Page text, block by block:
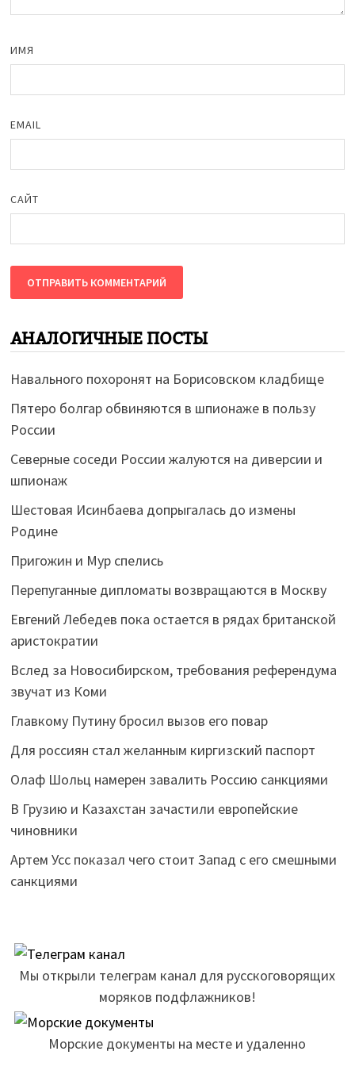
ИМЯ
EMAIL
САЙТ
АНАЛОГИЧНЫЕ ПОСТЫ
Навального похоронят на Борисовском кладбище
Пятеро болгар обвиняются в шпионаже в пользу
России
Северные соседи России жалуются на диверсии и
шпионаж
Шестовая Исинбаева допрыгалась до измены
Родине
Пригожин и Мур спелись
Перепуганные дипломаты возвращаются в Москву
Евгений Лебедев пока остается в рядах британской
аристократии
Вслед за Новосибирском, требования референдума
звучат из Коми
Главкому Путину бросил вызов его повар
Для россиян стал желанным киргизский паспорт
Олаф Шольц намерен завалить Россию санкциями
В Грузию и Казахстан зачастили европейские
чиновники
Артем Усс показал чего стоит Запад с его смешными
санкциями
Мы открыли телеграм канал для русскоговорящих
моряков подфлажников!
Морские документы на месте и удаленно